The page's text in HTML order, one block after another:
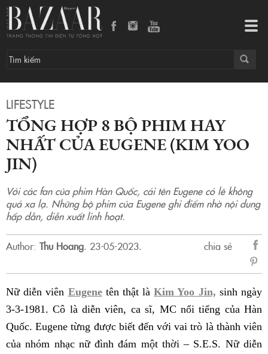
LIFESTYLE
TỔNG HỢP 8 BỘ PHIM HAY
NHẤT CỦA EUGENE (KIM YOO
JIN)
Với các fan của phim Hàn Quốc, cái tên Eugene có lẽ không
quá xa lạ. Những bộ phim của Eugene ghi điểm nhờ nội dung
hấp dẫn, diễn xuất linh hoạt.
Author: Thu Hoang. 23-05-2023.
chia sẻ
sẻ
Nữ diễn viên Eugenetên thật làKim Yoo Jin, sinh ngày
3-3-1981. Cô là diễn viên, ca sĩ, MC nổi tiếng của Hàn
Quốc. Eugene từng được biết đến với vai trò là thành viên
của nhóm nhạc nữ đình đám một thời – S.E.S. Nữ diễn